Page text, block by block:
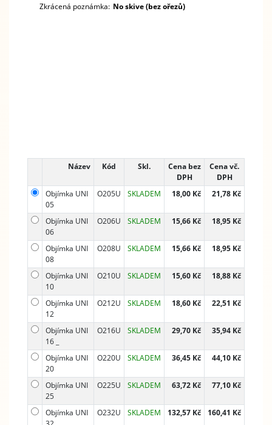
Zkrácená poznámka: No skive (bez ořezů)
Název Kód Skl.
Cena bez
DPH
Cena vč.
DPH
Objímka UNI
05
O205U SKLADEM 18,00 Kč 21,78 Kč
Objímka UNI
06
O206U SKLADEM 15,66 Kč 18,95 Kč
Objímka UNI
08
O208U SKLADEM 15,66 Kč 18,95 Kč
Objímka UNI
10
O210U SKLADEM 15,60 Kč 18,88 Kč
Objímka UNI
12
O212U SKLADEM 18,60 Kč 22,51 Kč
Objímka UNI
16 _
O216U SKLADEM 29,70 Kč 35,94 Kč
Objímka UNI
20
O220U SKLADEM 36,45 Kč 44,10 Kč
Objímka UNI
25
O225U SKLADEM 63,72 Kč 77,10 Kč
Objímka UNI
O232U SKLADEM 132,57 Kč 160,41 Kč